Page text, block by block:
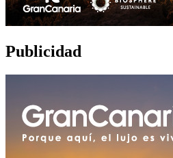
Publicidad